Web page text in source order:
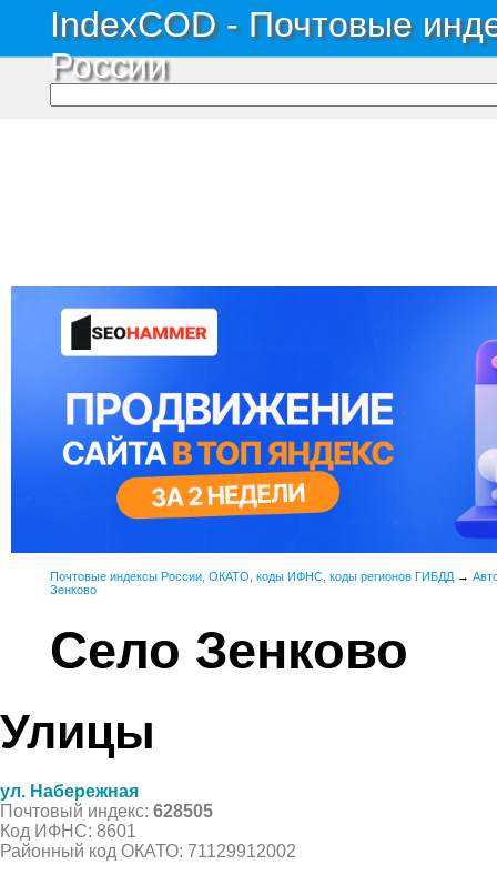
IndexCOD - Почтовые
России
Почтовые индексы России, ОКАТО, коды ИФНС, коды регионов ГИБДД →
Зенково
Село Зенково
Улицы
ул. Набережная
Почтовый индекс: 628505
Код ИФНС: 8601
Районный код ОКАТО: 71129912002